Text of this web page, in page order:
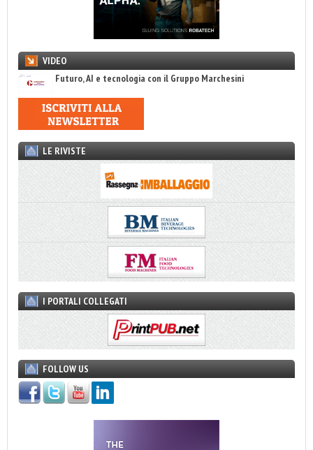
VIDEO
Futuro, AI e tecnologia con il Gruppo Marchesini
LE RIVISTE
I PORTALI COLLEGATI
FOLLOW US